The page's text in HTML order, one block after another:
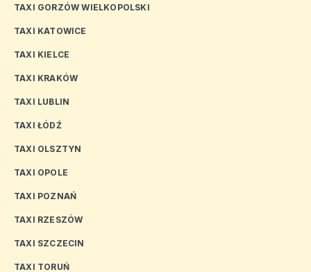
TAXI GORZÓW WIELKOPOLSKI
TAXI KATOWICE
TAXI KIELCE
TAXI KRAKÓW
TAXI LUBLIN
TAXI ŁÓDŹ
TAXI OLSZTYN
TAXI OPOLE
TAXI POZNAŃ
TAXI RZESZÓW
TAXI SZCZECIN
TAXI TORUŃ